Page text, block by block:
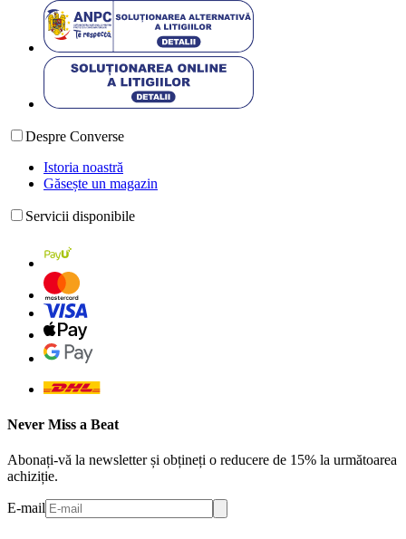
Despre Converse
Istoria noastră
Găsește un magazin
Servicii disponibile
Never Miss a Beat
Abonați-vă la newsletter și obțineți o reducere de 15% la următoarea
achiziție.
E-mail